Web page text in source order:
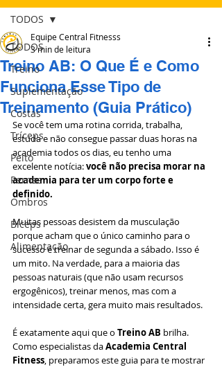
TODOS
Treino
Suplementação
Costas
Tríceps
Peito
Pernas
Ombros
Bíceps
Alimentação
TODOS
Treino AB: O Que É e Como
Funciona Esse Tipo de
Treinamento (Guia Prático)
Equipe Central Fitnesss
3 min de leitura
Se você tem uma rotina corrida, trabalha,
estuda e não consegue passar duas horas na
academia todos os dias, eu tenho uma
excelente notícia: você não precisa morar na
academia para ter um corpo forte e
definido.
Muitas pessoas desistem da musculação
porque acham que o único caminho para o
sucesso é treinar de segunda a sábado. Isso é
um mito. Na verdade, para a maioria das
pessoas naturais (que não usam recursos
ergogênicos), treinar menos, mas com a
intensidade certa, gera muito mais resultados.
É exatamente aqui que o Treino AB brilha.
Como especialistas da Academia Central
Fitness, preparamos este guia para te mostrar